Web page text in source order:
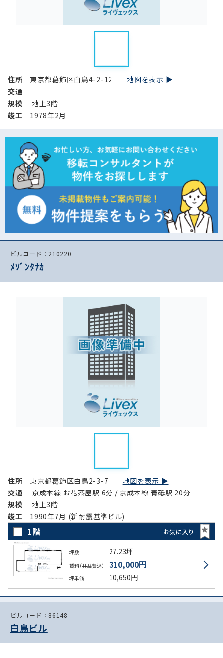
住所東京都葛飾区白鳥4-2-12地図を表示 ▶︎
交通
規模
地上3階
竣⼯ 1978年2月
ビルコード：210220
ﾒｿﾞﾝﾀﾅｶ
住所東京都葛飾区白鳥2-3-7 地図を表示 ▶︎
交通
京成本線 お花茶屋駅 6分 / 京成本線 青砥駅 20分
規模
地上3階
竣⼯ 1990年7月 (新耐震基準ビル)
1階 お気に入り
坪数 27.23坪
賃料（共益費込） 310,000円
坪単価 10,650円
ビルコード：86148
白鳥ビル